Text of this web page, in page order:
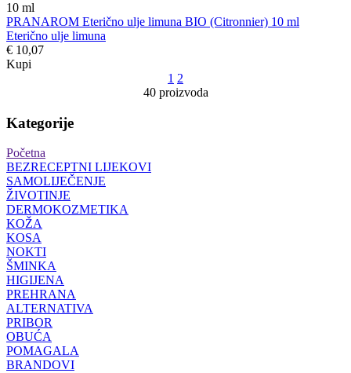
10 ml
PRANAROM Eterično ulje limuna BIO (Citronnier) 10 ml
Eterično ulje limuna
€ 10,07
Kupi
1 2
40 proizvoda
Kategorije
Početna
BEZRECEPTNI LIJEKOVI
SAMOLIJEČENJE
ŽIVOTINJE
DERMOKOZMETIKA
KOŽA
KOSA
NOKTI
ŠMINKA
HIGIJENA
PREHRANA
ALTERNATIVA
PRIBOR
OBUĆA
POMAGALA
BRANDOVI